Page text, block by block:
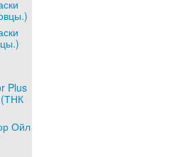
Plus
(ТНК
Ойл